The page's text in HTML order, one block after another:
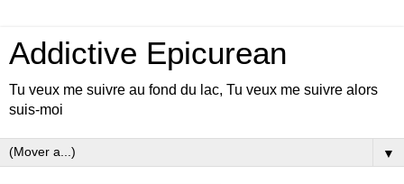
Addictive Epicurean
Tu veux me suivre au fond du lac, Tu veux me suivre alors
suis-moi
▼